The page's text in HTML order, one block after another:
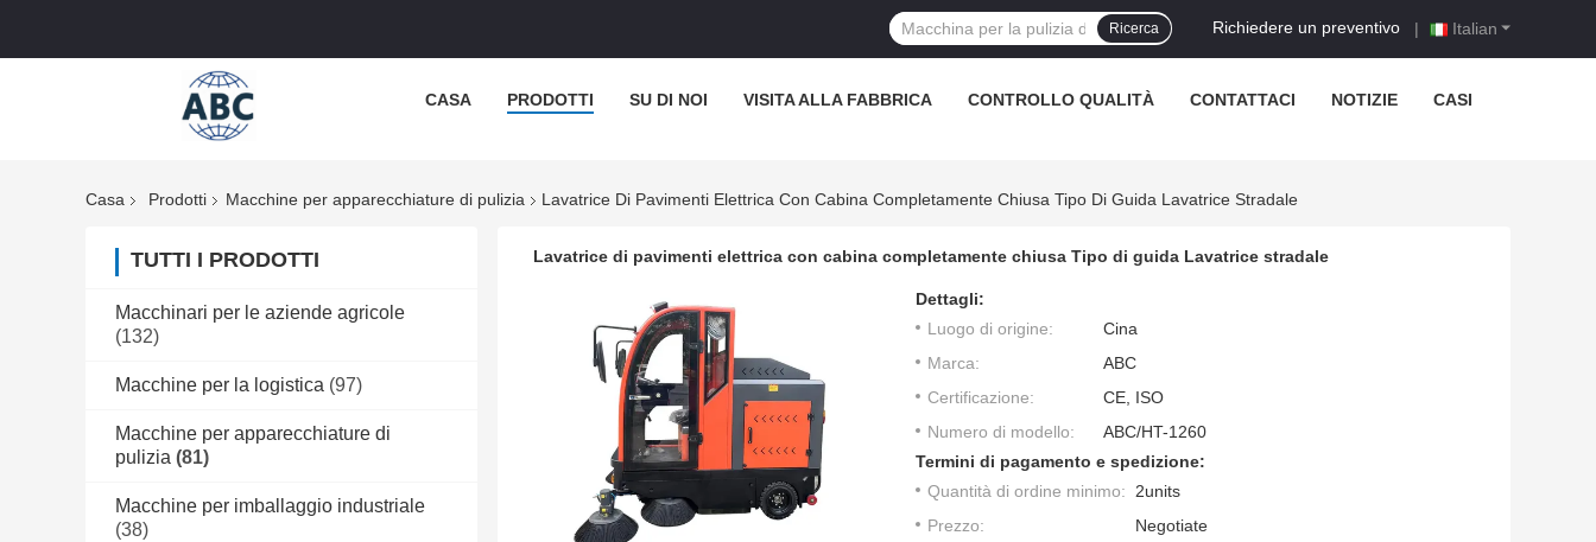
Italian
Richiedere un preventivo |
Ricerca
CASA PRODOTTI SU DI NOI VISITA ALLA FABBRICA CONTROLLO QUALITÀ CONTATTACI NOTIZIE CASI
Casa Prodotti Macchine per apparecchiature di pulizia Lavatrice Di Pavimenti Elettrica Con Cabina Completamente Chiusa Tipo Di Guida Lavatrice Stradale
TUTTI I PRODOTTI
Macchinari per le aziende agricole
(132)
Macchine per la logistica (97)
Macchine per apparecchiature di
pulizia (81)
Macchine per imballaggio industriale
(38)
Lavatrice di pavimenti elettrica con cabina completamente chiusa Tipo di guida Lavatrice stradale
Dettagli:
Luogo di origine:
Cina
Marca:
ABC
Certificazione:
CE, ISO
Numero di modello:
ABC/HT-1260
Termini di pagamento e spedizione:
Quantità di ordine minimo: 2units
Prezzo:
Negotiate